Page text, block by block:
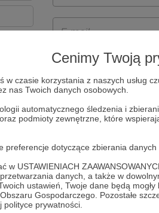
Cenimy Twoją
w czasie korzystania z naszych usług
nas Twoich danych osobowych.
automatycznego śledzenia i
podmioty zewnętrzne, które
dotyczące zbierania danych
w USTAWIENIACH
danych, a także w
ustawień, Twoje dane będą
Gospodarczego. Pozostałe
prywatności.
i
będą
z
prawo
Politykę Prywatności
* Wyrażam zgodę na
osobowych podanych
prawidłowego